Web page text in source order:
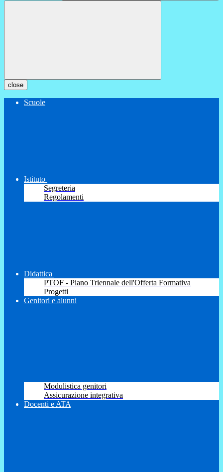
close
Scuole
Istituto
Segreteria
Regolamenti
Didattica
PTOF - Piano Triennale dell'Offerta Formativa
Progetti
Genitori e alunni
Modulistica genitori
Assicurazione integrativa
Docenti e ATA